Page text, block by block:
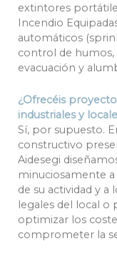
extintores
Incendio
automáticos
control de
evacuación y
¿Ofrecéis
industriales y
Sí, por supuesto.
constructivo
Aidesegi
minuciosamente a
de su actividad y a
legales del local o
optimizar los
comprometer la